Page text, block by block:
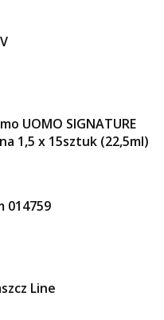
UOMO SIGNATURE
1,5 x 15sztuk (22,5ml)
014759
Line